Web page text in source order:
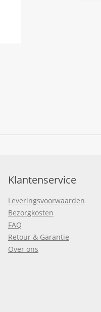
Klantenservice
Leveringsvoorwaarden
Bezorgkosten
FAQ
Retour & Garantie
Over ons